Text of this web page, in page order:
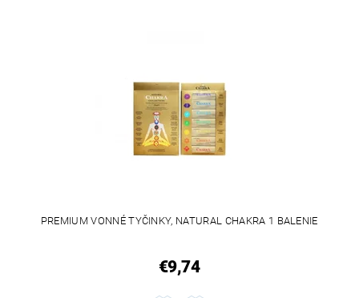
PREMIUM VONNÉ TYČINKY, NATURAL CHAKRA 1 BALENIE
€9,74